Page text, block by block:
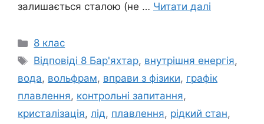
залишається сталою (не … Читати далі
Категорії
8 клас
Позначки
Відповіді 8 Бар'яхтар, внутрішня енергія,
вода, вольфрам, вправи з фізики, графік
плавлення, контрольні запитання,
кристалізація, лід, плавлення, рідкий стан,